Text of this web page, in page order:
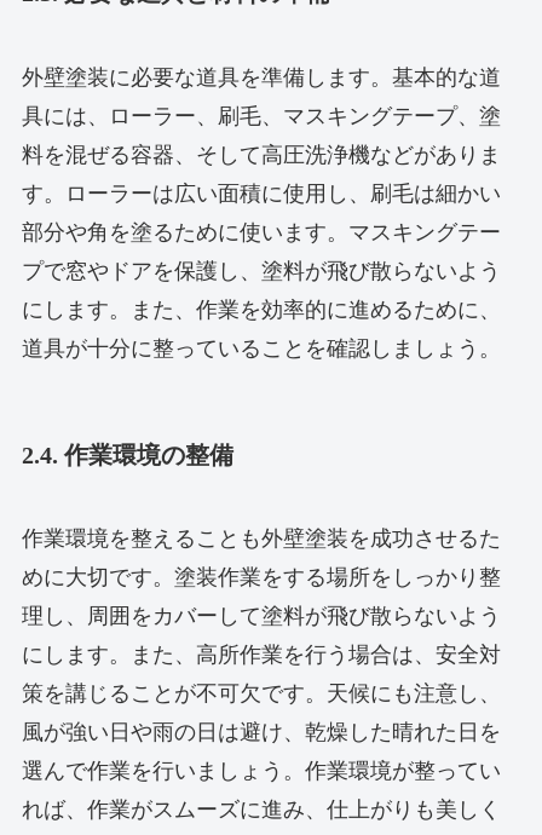
外壁塗装に必要な道具を準備します。基本的な道
具には、ローラー、刷毛、マスキングテープ、塗
料を混ぜる容器、そして高圧洗浄機などがありま
す。ローラーは広い面積に使用し、刷毛は細かい
部分や角を塗るために使います。マスキングテー
プで窓やドアを保護し、塗料が飛び散らないよう
にします。また、作業を効率的に進めるために、
道具が十分に整っていることを確認しましょう。
2.4. 作業環境の整備
作業環境を整えることも外壁塗装を成功させるた
めに大切です。塗装作業をする場所をしっかり整
理し、周囲をカバーして塗料が飛び散らないよう
にします。また、高所作業を行う場合は、安全対
策を講じることが不可欠です。天候にも注意し、
風が強い日や雨の日は避け、乾燥した晴れた日を
選んで作業を行いましょう。作業環境が整ってい
れば、作業がスムーズに進み、仕上がりも美しく